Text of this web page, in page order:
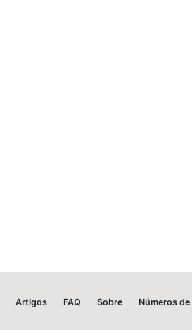
Artigos FAQ Sobre
Números